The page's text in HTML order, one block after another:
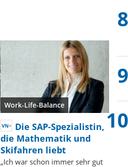
Work-Life-Balance
Die SAP-Spezialistin,
die Mathematik und
Skifahren liebt
„Ich war schon immer sehr gut